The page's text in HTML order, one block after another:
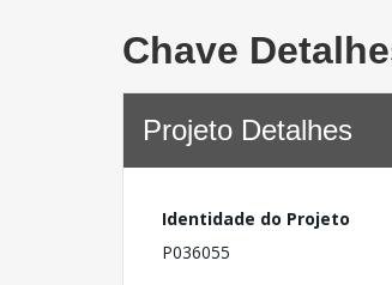
Chave
Projeto Detalhes
Identidade do Projeto
P036055